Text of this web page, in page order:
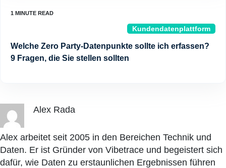
Kundendatenplattform
Welche Zero Party-Datenpunkte sollte ich erfassen?
9 Fragen, die Sie stellen sollten
Alex Rada
Alex arbeitet seit 2005 in den Bereichen Technik und
Daten. Er ist Gründer von Vibetrace und begeistert sich
dafür, wie Daten zu erstaunlichen Ergebnissen führen